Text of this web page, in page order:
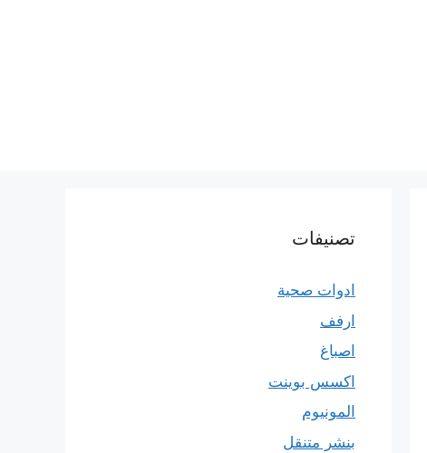
تصنيفات
ادوات صحية
ارفف
اصباغ
اكسس بوينت
المونيوم
بنشر متنقل